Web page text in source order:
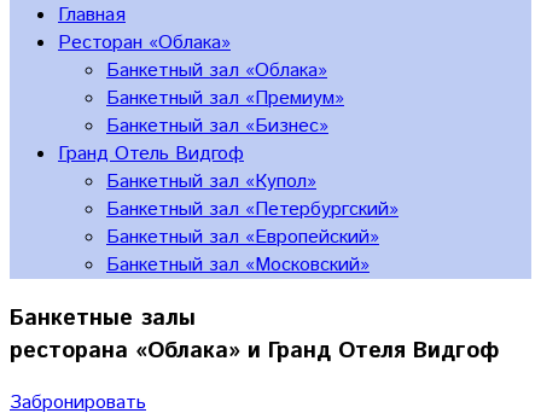
Главная
Ресторан «Облака»
Банкетный зал «Облака»
Банкетный зал «Премиум»
Банкетный зал «Бизнес»
Гранд Отель Видгоф
Банкетный зал «Купол»
Банкетный зал «Петербургский»
Банкетный зал «Европейский»
Банкетный зал «Московский»
Банкетные залы
ресторана «Облака» и Гранд Отеля Видгоф
Забронировать